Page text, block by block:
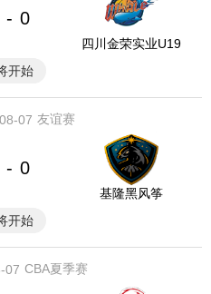
- 0
四川金荣实业U19
开始
08-07 友谊赛
- 0
基隆黑风筝
开始
07 CBA夏季赛